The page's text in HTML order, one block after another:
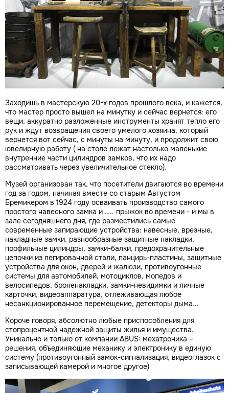
Заходишь в мастерскую 20-х годов прошлого века, и кажется,
что мастер просто вышел на минутку и сейчас вернется: его
вещи, аккуратно разложенные инструменты хранят тепло его
рук и ждут возвращения своего умелого хозяина, который
вернется вот сейчас, с минуты на минуту, и продолжит свою
ювелирную работу ( на столе лежат настолько маленькие
внутренние части цилиндров замков, что их надо
рассматривать через увеличительное стекло).
Музей организован так, что посетители двигаются во времени
год за годом, начиная вместе со старым Августом
Бремикером в 1924 году осваивать производство самого
простого навесного замка и ….. прыжок во времени - и мы в
зале сегодняшнего дня, где разместились самые
современные запирающие устройства: навесные, врезные,
накладные замки, разнообразные защитные накладки,
профильные цилиндры, замки-балки, предохранительные
цепочки из легированной стали, панцирь-пластины, защитные
устройства для окон, дверей и жалюзи, противоугонные
системы для автомобилей, мотоциклов, мопедов и
велосипедов, броненакладки, замки-невидимки и личные
карточки, видеоаппаратура, отлеживающая любое
несанкционированное перемещение, детекторы дыма...
Короче говоря, абсолютно любые приспособления для
стопроцентной надежной защиты жилья и имущества.
Уникально и только от компании ABUS: мехатроника –
решения, объединяющие механику и электронику в единую
систему (противоугонный замок-сигнализация, видеоглазок с
записывающей камерой и многое другое)